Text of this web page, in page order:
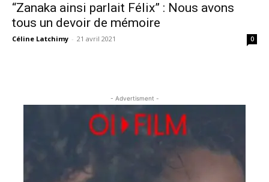
“Zanaka ainsi parlait Félix” : Nous avons
tous un devoir de mémoire
Céline Latchimy - 21 avril 2021 0
- Advertisment -